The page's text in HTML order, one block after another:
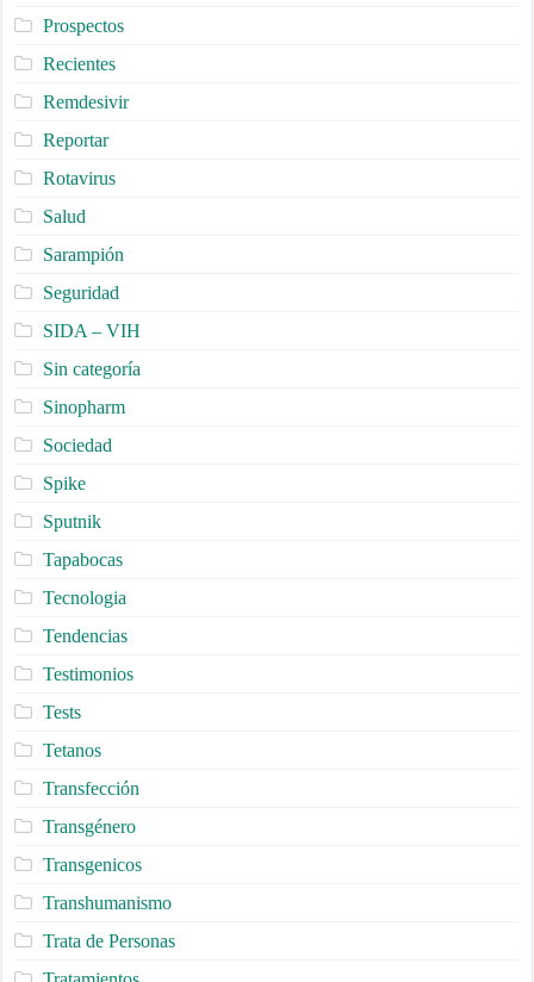
Prospectos
Recientes
Remdesivir
Reportar
Rotavirus
Salud
Sarampión
Seguridad
SIDA – VIH
Sin categoría
Sinopharm
Sociedad
Spike
Sputnik
Tapabocas
Tecnologia
Tendencias
Testimonios
Tests
Tetanos
Transfección
Transgénero
Transgenicos
Transhumanismo
Trata de Personas